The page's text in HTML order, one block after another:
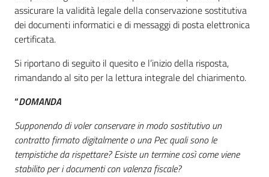
assicurare la validità legale della conservazione sostitutiva
dei documenti informatici e di messaggi di posta elettronica
certificata.
Si riportano di seguito il quesito e l’inizio della risposta,
rimandando al sito per la lettura integrale del chiarimento.
“DOMANDA
Supponendo di voler conservare in modo sostitutivo un
contratto firmato digitalmente o una Pec quali sono le
tempistiche da rispettare? Esiste un termine così come viene
stabilito per i documenti con valenza fiscale?